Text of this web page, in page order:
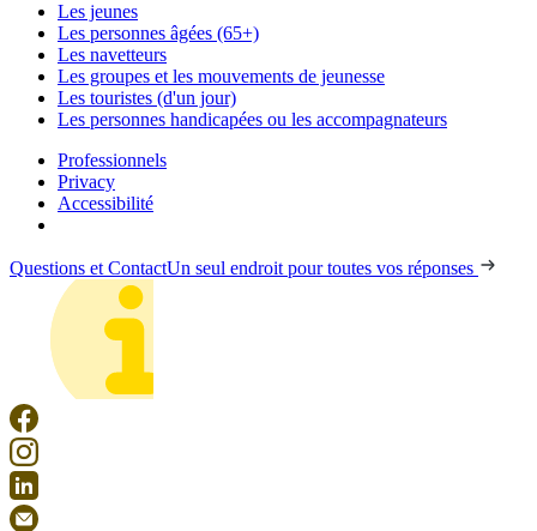
Les jeunes
Les personnes âgées (65+)
Les navetteurs
Les groupes et les mouvements de jeunesse
Les touristes (d'un jour)
Les personnes handicapées ou les accompagnateurs
Professionnels
Privacy
Accessibilité
Questions et ContactUn seul endroit pour toutes vos réponses